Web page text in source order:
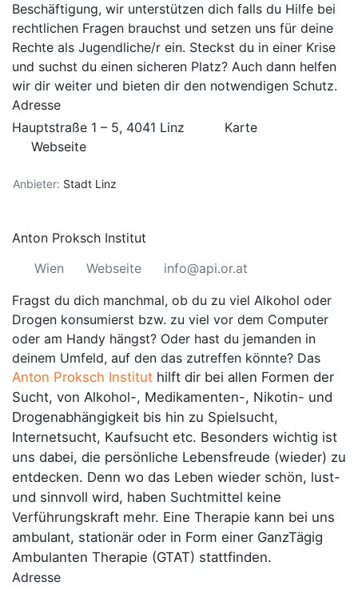
Beschäftigung, wir unterstützen dich falls du Hilfe bei
rechtlichen Fragen brauchst und setzen uns für deine
Rechte als Jugendliche/r ein. Steckst du in einer Krise
und suchst du einen sicheren Platz? Auch dann helfen
wir dir weiter und bieten dir den notwendigen Schutz.
Adresse
Hauptstraße 1 – 5, 4041 Linz
Karte
Webseite
Anbieter: Stadt Linz
Anton Proksch Institut
Wien
Webseite
info@api.or.at
Fragst du dich manchmal, ob du zu viel Alkohol oder
Drogen konsumierst bzw. zu viel vor dem Computer
oder am Handy hängst? Oder hast du jemanden in
deinem Umfeld, auf den das zutreffen könnte? Das
Anton Proksch Institut hilft dir bei allen Formen der
Sucht, von Alkohol-, Medikamenten-, Nikotin- und
Drogenabhängigkeit bis hin zu Spielsucht,
Internetsucht, Kaufsucht etc. Besonders wichtig ist
uns dabei, die persönliche Lebensfreude (wieder) zu
entdecken. Denn wo das Leben wieder schön, lust-
und sinnvoll wird, haben Suchtmittel keine
Verführungskraft mehr. Eine Therapie kann bei uns
ambulant, stationär oder in Form einer GanzTägig
Ambulanten Therapie (GTAT) stattfinden.
Adresse